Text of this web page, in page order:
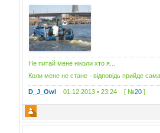
Не питай мене ніколи хто я...
Коли мене не стане - відповідь прийде сама.
D_J_Owl 01.12.2013 • 23:24 [ №20 ]